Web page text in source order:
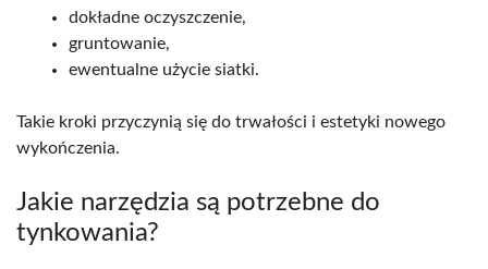
dokładne oczyszczenie,
gruntowanie,
ewentualne użycie siatki.
Takie kroki przyczynią się do trwałości i estetyki nowego
wykończenia.
Jakie narzędzia są potrzebne do
tynkowania?